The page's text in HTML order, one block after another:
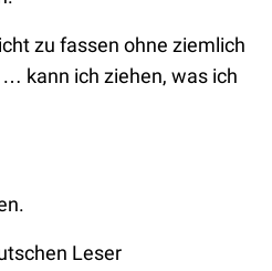
zu fassen ohne ziemlich
kann ich ziehen, was ich
Leser